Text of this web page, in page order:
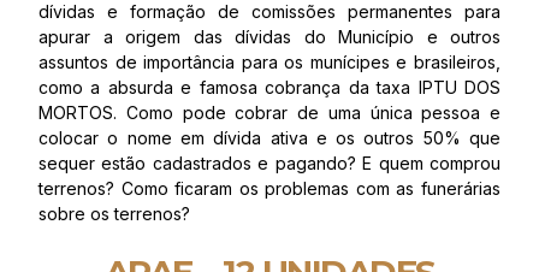
dívidas e formação de comissões permanentes para
apurar a origem das dívidas do Município e outros
assuntos de importância para os munícipes e brasileiros,
como a absurda e famosa cobrança da taxa IPTU DOS
MORTOS. Como pode cobrar de uma única pessoa e
colocar o nome em dívida ativa e os outros 50% que
sequer estão cadastrados e pagando? E quem comprou
terrenos? Como ficaram os problemas com as funerárias
sobre os terrenos?